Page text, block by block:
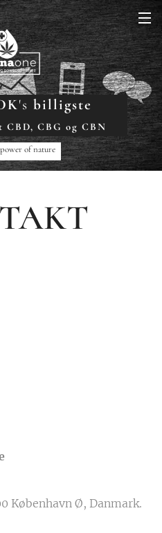
's billigste
CBG og CBN
of nature
København Ø, Danmark.